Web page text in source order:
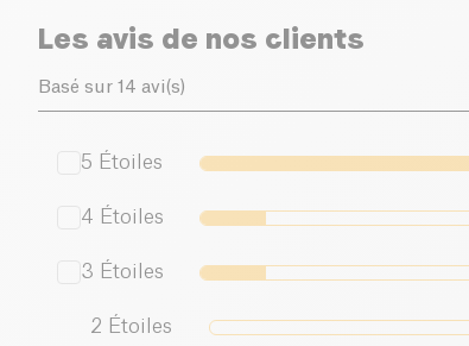
Les avis de nos clients
Basé sur 14 avi(s)
5 Étoiles
4 Étoiles
3 Étoiles
2 Étoiles